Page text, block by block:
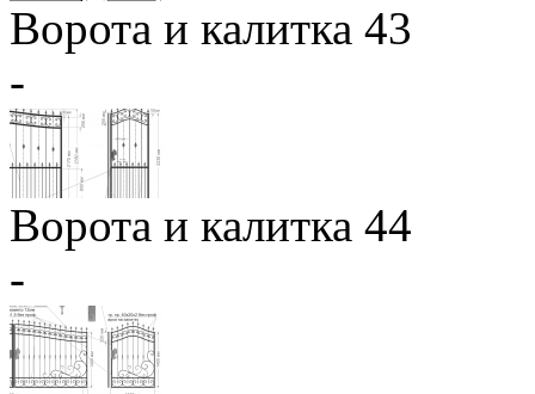
Ворота и калитка 43
-
Ворота и калитка 44
-